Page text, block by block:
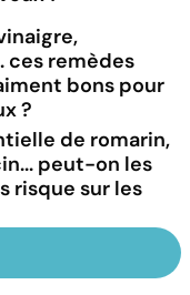
ces remèdes
bons pour
?
de romarin,
peut-on les
risque sur les